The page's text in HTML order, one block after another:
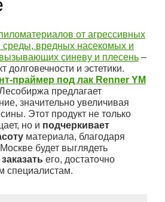
от агрессивных
вредных насекомых и
синеву и плесень –
долговечности и эстетики.
праймер под лак Renner YМ
предлагает
значительно увеличивая
Этот продукт не только
но и подчеркивает
материала, благодаря
будет выглядеть
заказать его, достаточно
специалистам.